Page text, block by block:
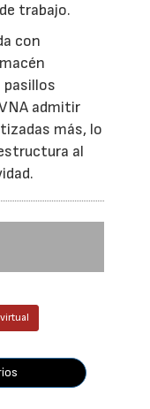
trabajo.
con
pasillos
admitir
más, lo
al